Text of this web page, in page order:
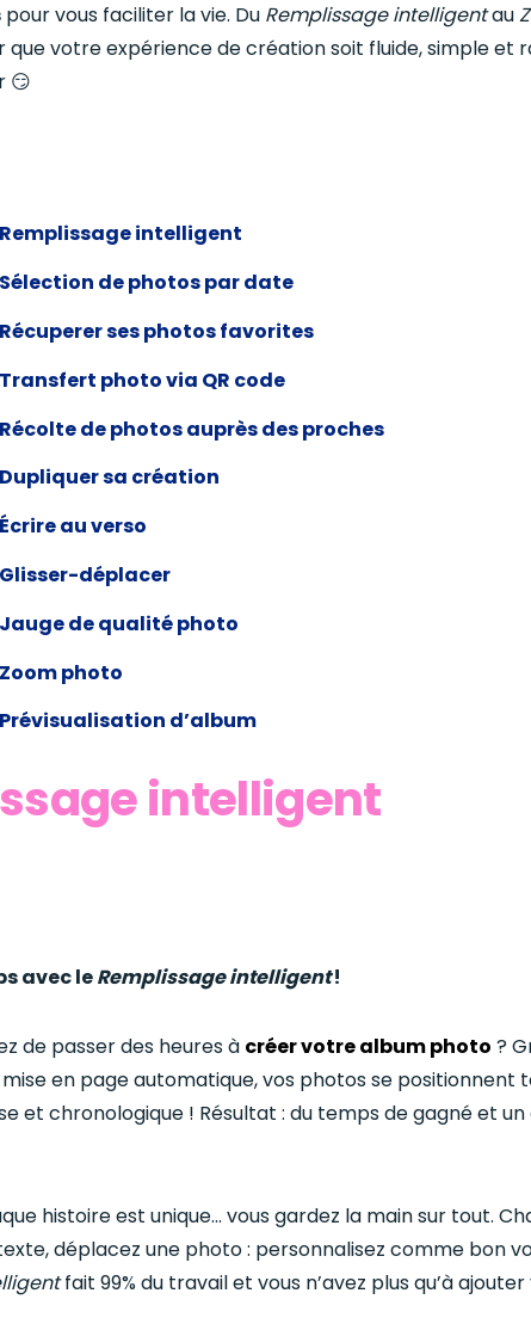
pour vous faciliter la vie. Du Remplissage intelligentau
que votre expérience de création soit fluide, simple et
😏
Remplissage intelligent
Sélection de photos par date
Récuperer ses photos favorites
Transfert photo via QR code
Récolte de photos auprès des proches
Dupliquer sa création
Écrire au verso
Glisser-déplacer
Jauge de qualité photo
Zoom photo
Prévisualisation d’album
intelligent
avec leRemplissage intelligent!
de passer des heures à créer votre album photo ?
en page automatique, vos photos se positionnent
et chronologique ! Résultat : du temps de gagné et un
histoire est unique… vous gardez la main sur tout.
déplacez une photo : personnalisez comme bon
fait 99% du travail et vous n’avez plus qu’à